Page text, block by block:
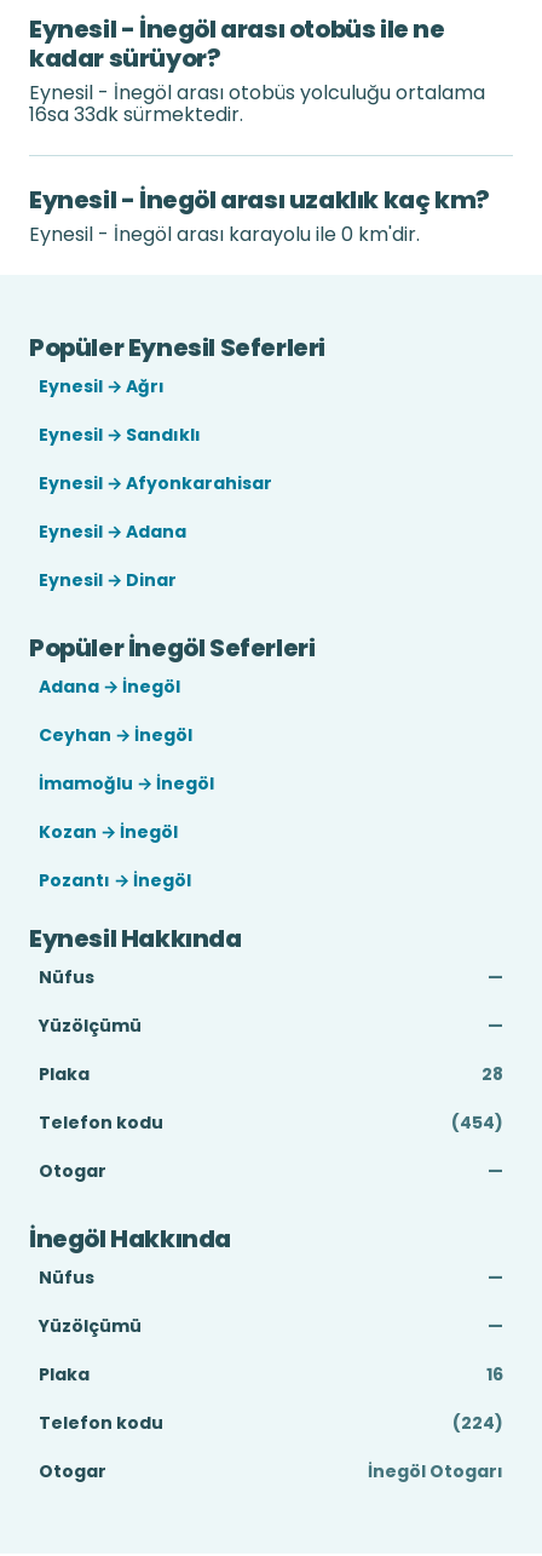
Eynesil - İnegöl arası otobüs ile ne
kadar sürüyor?
Eynesil - İnegöl arası otobüs yolculuğu ortalama
16sa 33dk sürmektedir.
Eynesil - İnegöl arası uzaklık kaç km?
Eynesil - İnegöl arası karayolu ile 0 km'dir.
Popüler Eynesil Seferleri
Eynesil → Ağrı
Eynesil → Sandıklı
Eynesil → Afyonkarahisar
Eynesil → Adana
Eynesil → Dinar
Popüler İnegöl Seferleri
Adana → İnegöl
Ceyhan → İnegöl
İmamoğlu → İnegöl
Kozan → İnegöl
Pozantı → İnegöl
Eynesil Hakkında
Nüfus
—
Yüzölçümü
—
Plaka
28
Telefon kodu
(454)
Otogar
—
İnegöl Hakkında
Nüfus
—
Yüzölçümü
—
Plaka
16
Telefon kodu
(224)
Otogar
İnegöl Otogarı